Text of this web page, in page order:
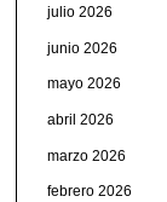
julio 2026
junio 2026
mayo 2026
abril 2026
marzo 2026
febrero 2026